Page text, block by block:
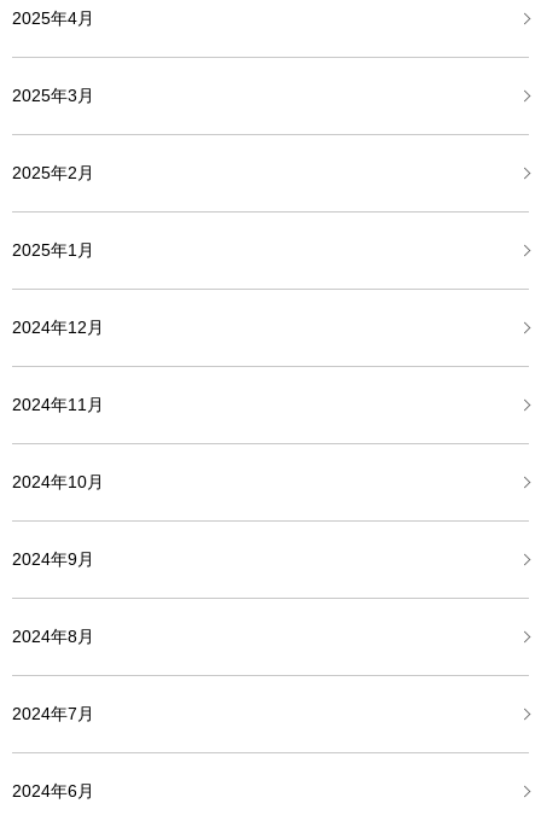
2025年4月
2025年3月
2025年2月
2025年1月
2024年12月
2024年11月
2024年10月
2024年9月
2024年8月
2024年7月
2024年6月